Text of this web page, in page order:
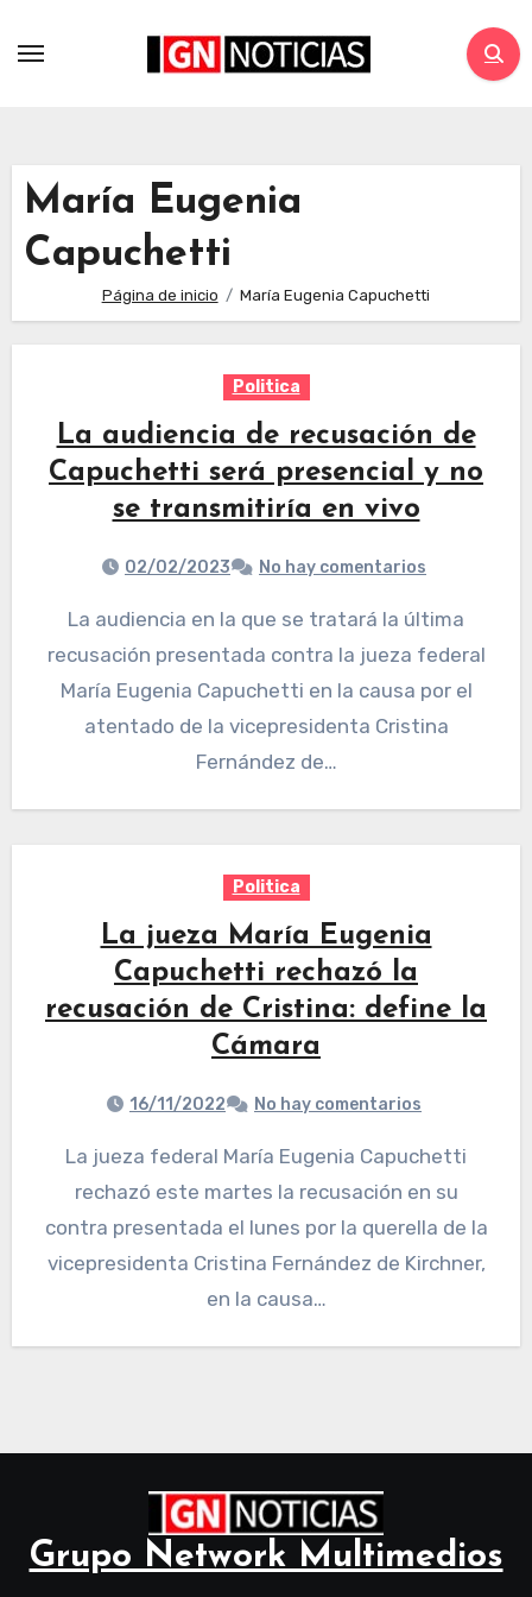
María Eugenia
Capuchetti
Página de inicio María Eugenia Capuchetti
Politica
La audiencia de recusación de
Capuchetti será presencial y no
se transmitiría en vivo
02/02/2023 No hay comentarios
La audiencia en la que se tratará la última
recusación presentada contra la jueza federal
María Eugenia Capuchetti en la causa por el
atentado de la vicepresidenta Cristina
Fernández de…
Politica
La jueza María Eugenia
Capuchetti rechazó la
recusación de Cristina: define la
Cámara
16/11/2022 No hay comentarios
La jueza federal María Eugenia Capuchetti
rechazó este martes la recusación en su
contra presentada el lunes por la querella de la
vicepresidenta Cristina Fernández de Kirchner,
en la causa…
Grupo Network Multimedios